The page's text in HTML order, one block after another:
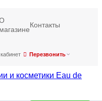
магазине
Контакты
Перезвонить